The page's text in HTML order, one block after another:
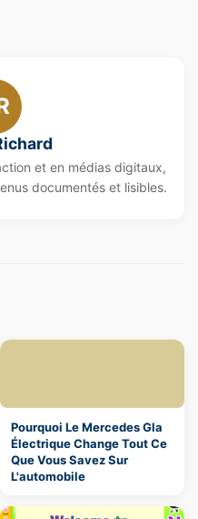
et en médias digitaux,
documentés et lisibles.
Pourquoi Le Mercedes Gla
Électrique Change Tout Ce
Que Vous Savez Sur
L'automobile